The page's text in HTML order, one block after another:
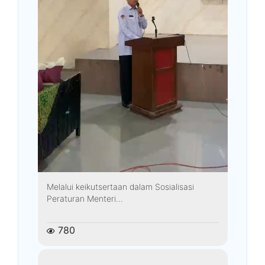
Melalui keikutsertaan dalam Sosialisasi
Peraturan Menteri...
780